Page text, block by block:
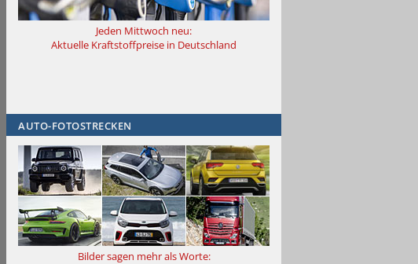
Jeden Mittwoch neu:
Aktuelle Kraftstoffpreise in Deutschland
AUTO-FOTOSTRECKEN
Bilder sagen mehr als Worte: